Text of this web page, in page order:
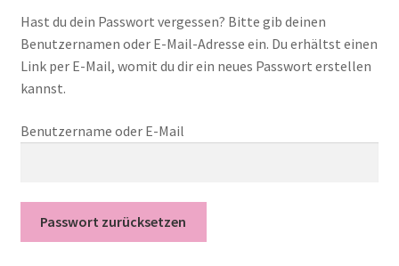
Kontakt
Shop
Mein Konto
Hast du dein Passwort vergessen? Bitte gib deinen
Benutzernamen oder E-Mail-Adresse ein. Du erhältst einen
Link per E-Mail, womit du dir ein neues Passwort erstellen
kannst.
Benutzername oder E-Mail
Passwort zurücksetzen